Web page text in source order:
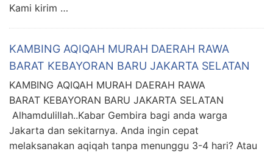
Kami kirim …
KAMBING AQIQAH MURAH DAERAH RAWA
BARAT KEBAYORAN BARU JAKARTA SELATAN
KAMBING AQIQAH MURAH DAERAH RAWA
BARAT KEBAYORAN BARU JAKARTA SELATAN
Alhamdulillah..Kabar Gembira bagi anda warga
Jakarta dan sekitarnya. Anda ingin cepat
melaksanakan aqiqah tanpa menunggu 3-4 hari? Atau